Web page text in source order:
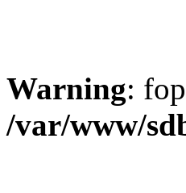
Warning:
/var/www/